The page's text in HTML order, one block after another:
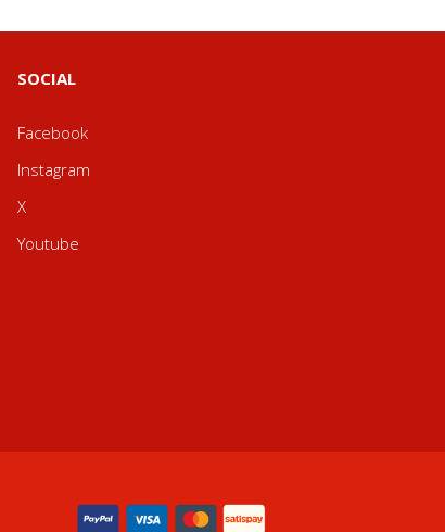
SOCIAL
Facebook
Instagram
X
Youtube